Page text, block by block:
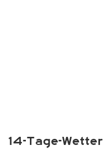
14-Tage-Wetter